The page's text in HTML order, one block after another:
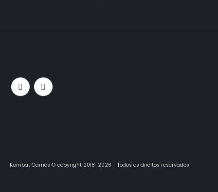
Kombat Games © copyright 2018-2026 - Todos os direitos reservados